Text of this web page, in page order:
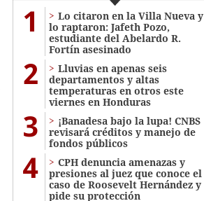
1
Lo citaron en la Villa Nueva y
lo raptaron: Jafeth Pozo,
estudiante del Abelardo R.
Fortín asesinado
2
Lluvias en apenas seis
departamentos y altas
temperaturas en otros este
viernes en Honduras
3
¡Banadesa bajo la lupa! CNBS
revisará créditos y manejo de
fondos públicos
4
CPH denuncia amenazas y
presiones al juez que conoce el
caso de Roosevelt Hernández y
pide su protección